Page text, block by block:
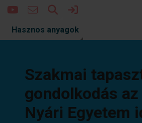
Keresés
Hasznos anyagok